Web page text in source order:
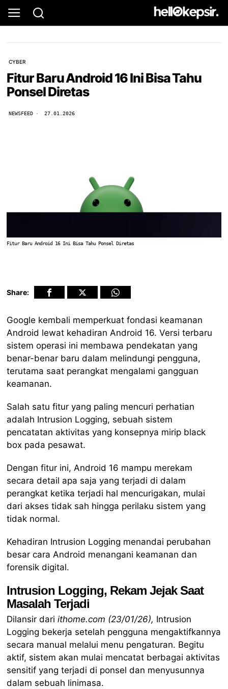
CYBER
Fitur Baru Android 16 Ini Bisa Tahu
Ponsel Diretas
NEWSFEED 27.01.2026
Fitur Baru Android 16 Ini Bisa Tahu Ponsel Diretas
Share:
Google kembali memperkuat fondasi keamanan
Android lewat kehadiran Android 16. Versi terbaru
sistem operasi ini membawa pendekatan yang
benar-benar baru dalam melindungi pengguna,
terutama saat perangkat mengalami gangguan
keamanan.
Salah satu fitur yang paling mencuri perhatian
adalah Intrusion Logging, sebuah sistem
pencatatan aktivitas yang konsepnya mirip black
box pada pesawat.
Dengan fitur ini, Android 16 mampu merekam
secara detail apa saja yang terjadi di dalam
perangkat ketika terjadi hal mencurigakan, mulai
dari akses tidak sah hingga perilaku sistem yang
tidak normal.
Kehadiran Intrusion Logging menandai perubahan
besar cara Android menangani keamanan dan
forensik digital.
Intrusion Logging, Rekam Jejak Saat
Masalah Terjadi
Dilansir dariithome.com (23/01/26), Intrusion
Logging bekerja setelah pengguna mengaktifkannya
secara manual melalui menu pengaturan. Begitu
aktif, sistem akan mulai mencatat berbagai aktivitas
sensitif yang terjadi di ponsel dan menyusunnya
dalam sebuah linimasa.